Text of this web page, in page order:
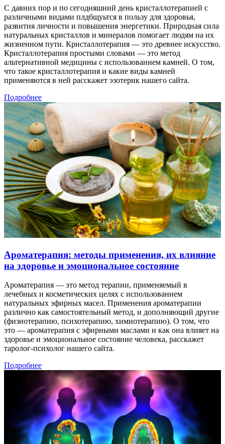
С давних пор и по сегодняшний день кристаллотерапией с
различными видами плдбщуьтся в пользу для здоровья,
развития личности и повышения энергетики. Природная сила
натуральных кристаллов и минералов помогает людям на их
жизненном пути. Кристаллотерапия — это древнее искусство.
Кристаллотерапия простыми словами — это метод
альтернативной медицины с использованием камней. О том,
что такое кристаллотерапия и какие виды камней
применяются в ней расскажет эзотерик нашего сайта.
Подробнее
Ароматерапия: методы применения, их влияние
на здоровье и эмоциональное состояние
Ароматерапия — это метод терапии, применяемый в
лечебных и косметических целях с использованием
натуральных эфирных масел. Применения ароматерапии
различно как самостоятельный метод, и дополняющий другие
(физиотерапию, психотерапию, химиотерапию). О том, что
это — ароматерапия с эфирными маслами и как она влияет на
здоровье и эмоциональное состояние человека, расскажет
таролог-психолог нашего сайта.
Подробнее